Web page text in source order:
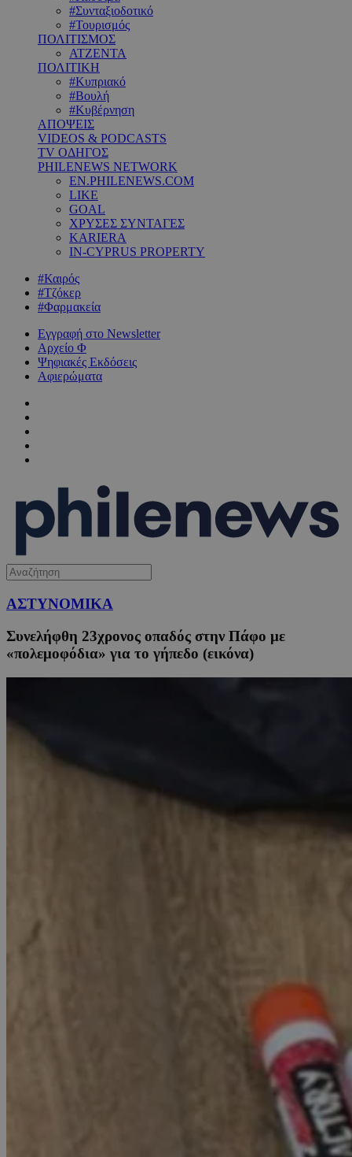
#Συνταξιοδοτικό
#Τουρισμός
ΠΟΛΙΤΙΣΜΟΣ
ΑΤΖΕΝΤΑ
ΠΟΛΙΤΙΚΗ
#Κυπριακό
#Βουλή
#Κυβέρνηση
ΑΠΟΨΕΙΣ
VIDEOS & PODCASTS
TV ΟΔΗΓΟΣ
PHILENEWS NETWORK
EN.PHILENEWS.COM
LIKE
GOAL
ΧΡΥΣΕΣ ΣΥΝΤΑΓΕΣ
KARIERA
IN-CYPRUS PROPERTY
#Καιρός
#Τζόκερ
#Φαρμακεία
Εγγραφή στο Newsletter
Αρχείο Φ
Ψηφιακές Εκδόσεις
Αφιερώματα
ΑΣΤΥΝΟΜΙΚΑ
Συνελήφθη 23χρονος οπαδός στην Πάφο με
«πολεμοφόδια» για το γήπεδο (εικόνα)